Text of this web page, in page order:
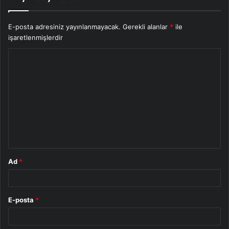
E-posta adresiniz yayınlanmayacak. Gerekli alanlar * ile
işaretlenmişlerdir
Ad *
E-posta *